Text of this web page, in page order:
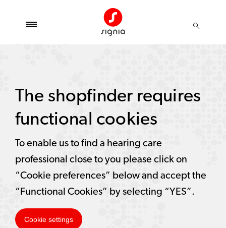
The shopfinder requires
functional cookies
To enable us to find a hearing care
professional close to you please click on
“Cookie preferences” below and accept the
“Functional Cookies” by selecting “YES”.
Cookie settings